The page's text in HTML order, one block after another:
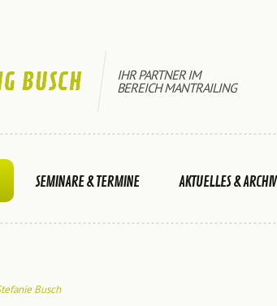
IHR PARTNER IM
BEREICH MANTRAILING
SEMINARE & TERMINE AKTUELLES & ARCHIV
Busch